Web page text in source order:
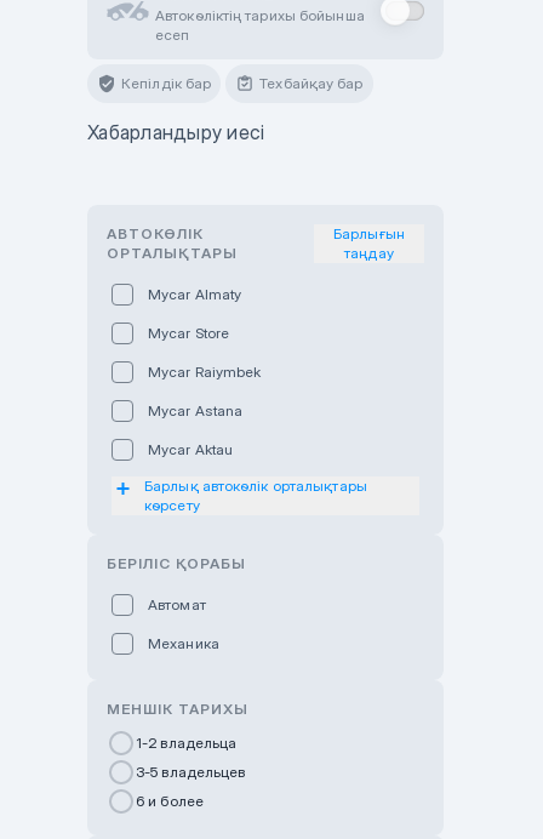
Автокөліктің тарихы бойынша
есеп
Кепілдік бар Техбайқау бар
Хабарландыру иесі
АВТОКӨЛІК
ОРТАЛЫҚТАРЫ
Барлығын
таңдау
Mycar Almaty
Mycar Store
Mycar Raiymbek
Mycar Astana
Mycar Aktau
Mycar Uralsk
Haval & Tank Pavlodar
Bavaria Almaty
Mycar Shymkent
Changan Auto Nurly Zhol
Барлық автокөлік орталықтары
көрсету
БЕРІЛІС ҚОРАБЫ
Автомат
Механика
МЕНШІК ТАРИХЫ
1-2 владельца
3-5 владельцев
6 и более